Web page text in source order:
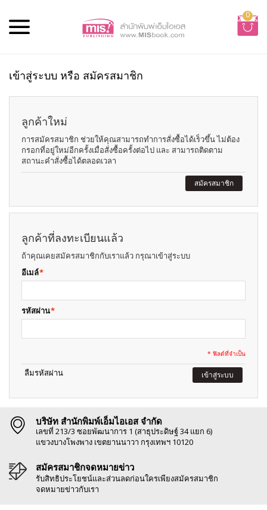
0
เข้าสู่ระบบ หรือ สมัครสมาชิก
ลูกค้าใหม่
การสมัครสมาชิก ช่วยให้คุณสามารถทำการสั่งซื้อได้เร็วขึ้น ไม่ต้อง
กรอกที่อยู่ใหม่อีกครั้งเมื่อสั่งซื้อครั้งต่อไป และ สามารถติดตาม
สถานะคำสั่งซื้อได้ตลอดเวลา
สมัครสมาชิก
ลูกค้าที่ลงทะเบียนแล้ว
ถ้าคุณเคยสมัครสมาชิกกับเราแล้ว กรุณาเข้าสู่ระบบ
*
อีเมล์
*
รหัสผ่าน
* ฟิลด์ที่จำเป็น
ลืมรหัสผ่าน เข้าสู่ระบบ
บริษัท สำนักพิมพ์เอ็มไอเอส จำกัด
เลขที่ 213/3 ซอยพัฒนาการ 1 (สาธุประดิษฐ์ 34 แยก 6)
แขวงบางโพงพาง เขตยานนาวา กรุงเทพฯ 10120
สมัครสมาชิกจดหมายข่าว
รับสิทธิประโยชน์และส่วนลดก่อนใครเพียงสมัครสมาชิก
จดหมายข่าวกับเรา